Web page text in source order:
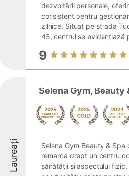
dezvoltării personale,
consistent pentru
zilnice. Situat pe strada
45, centrul se evidențiază
9
Laureați
Selena Gym, Beauty
Selena Gym Beauty & Spa
remarcă drept un centru
sănătății și aspectului fizic,